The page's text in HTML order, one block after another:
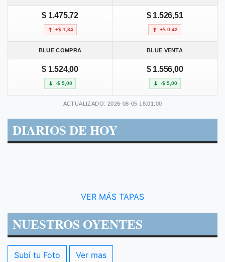
$ 1.475,72
+$ 1,34
$ 1.526,51
+$ 0,42
BLUE COMPRA BLUE VENTA
$ 1.524,00
-$ 5,00
$ 1.556,00
-$ 5,00
ACTUALIZADO: 2026-08-05 18:01:00
DIARIOS DE HOY